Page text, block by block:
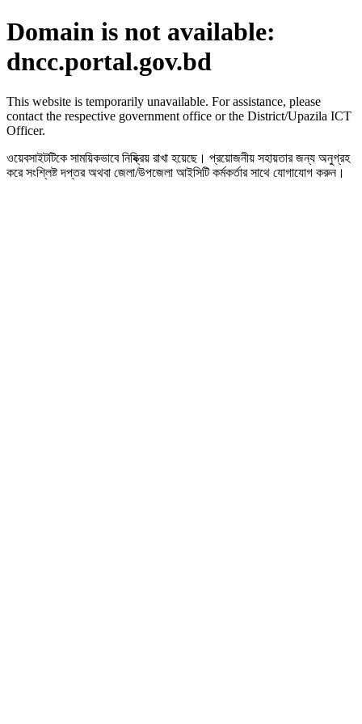
Domain is not available:
dncc.portal.gov.bd
This website is temporarily unavailable. For assistance, please
contact the respective government office or the District/Upazila ICT
Officer.
ওয়েবসাইটটিকে সাময়িকভাবে নিষ্ক্রিয় রাখা হয়েছে। প্রয়োজনীয় সহায়তার জন্য অনুগ্রহ
করে সংশ্লিষ্ট দপ্তর অথবা জেলা/উপজেলা আইসিটি কর্মকর্তার সাথে যোগাযোগ করুন।